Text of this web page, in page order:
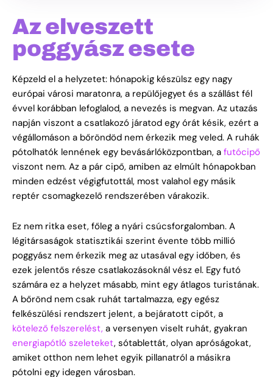
Az elveszett
poggyász esete
Képzeld el a helyzetet: hónapokig készülsz egy nagy
európai városi maratonra, a repülőjegyet és a szállást fél
évvel korábban lefoglalod, a nevezés is megvan. Az utazás
napján viszont a csatlakozó járatod egy órát késik, ezért a
végállomáson a bőröndöd nem érkezik meg veled. A ruhák
pótolhatók lennének egy bevásárlóközpontban, a futócipő
viszont nem. Az a pár cipő, amiben az elmúlt hónapokban
minden edzést végigfutottál, most valahol egy másik
reptér csomagkezelő rendszerében várakozik.
Ez nem ritka eset, főleg a nyári csúcsforgalomban. A
légitársaságok statisztikái szerint évente több millió
poggyász nem érkezik meg az utasával egy időben, és
ezek jelentős része csatlakozásoknál vész el. Egy futó
számára ez a helyzet másabb, mint egy átlagos turistának.
A bőrönd nem csak ruhát tartalmazza, egy egész
felkészülési rendszert jelent, a bejáratott cipőt, a
kötelező felszerelést, a versenyen viselt ruhát, gyakran
energiapótló szeleteket, sótablettát, olyan apróságokat,
amiket otthon nem lehet egyik pillanatról a másikra
pótolni egy idegen városban.